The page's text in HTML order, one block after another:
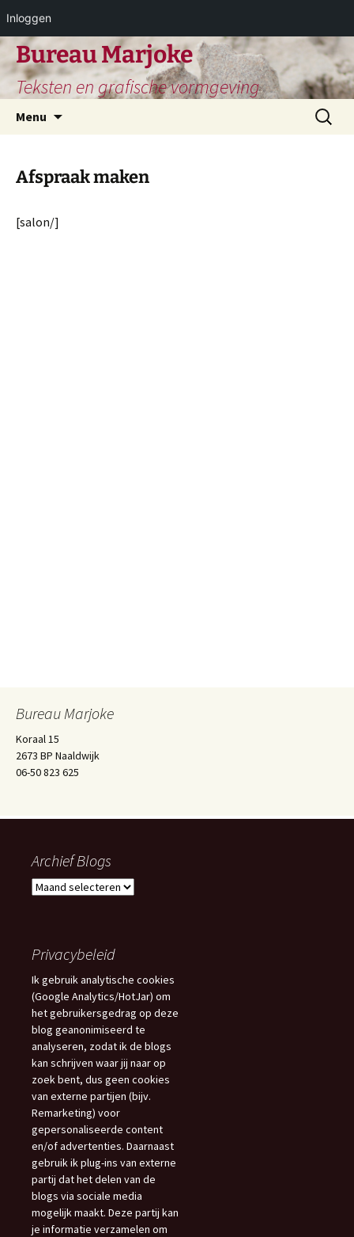
Inloggen
Ga
naar
inhoud
Bureau Marjoke
Teksten en grafische vormgeving
Menu
Zoeken
naar:
Afspraak maken
[salon/]
Bureau Marjoke
Koraal 15
2673 BP Naaldwijk
06-50 823 625
Archief Blogs
Archief
Privacybeleid
Ik gebruik analytische cookies
(Google Analytics/HotJar) om
het gebruikersgedrag op deze
blog geanonimiseerd te
analyseren, zodat ik de blogs
kan schrijven waar jij naar op
zoek bent, dus geen cookies
van externe partijen (bijv.
Remarketing) voor
gepersonaliseerde content
en/of advertenties. Daarnaast
gebruik ik plug-ins van externe
partij dat het delen van de
blogs via sociale media
mogelijk maakt. Deze partij kan
je informatie verzamelen om